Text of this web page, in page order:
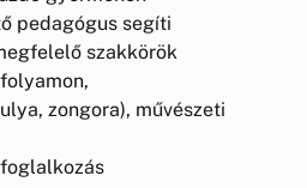
pedagógus segíti
szakkörök
zongora), művészeti